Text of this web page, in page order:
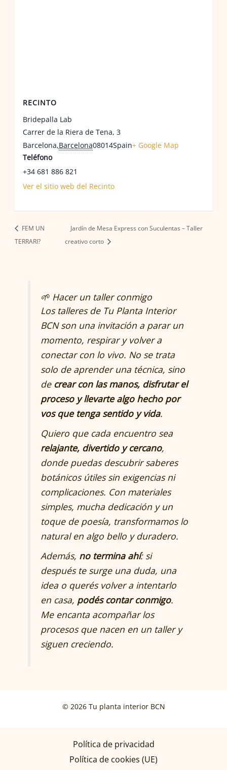
RECINTO
Bridepalla Lab
Carrer de la Riera de Tena, 3
Barcelona,Barcelona08014Spain+ Google Map
Teléfono
+34 681 886 821
Ver el sitio web del Recinto
FEM UN
TERRARI?
Jardín de Mesa Express con Suculentas – Taller
creativo corto
🌱 Hacer un taller conmigo
Los talleres de Tu Planta Interior
BCNson una invitación a parar un
momento, respirar y volver a
conectar con lo vivo. No se trata
solo de aprender una técnica, sino
de crear con las manos, disfrutar el
proceso y llevarte algo hecho por
vos que tenga sentido y vida.
Quiero que cada encuentro sea
relajante, divertido y cercano,
donde puedas descubrir saberes
botánicos útiles sin exigencias ni
complicaciones. Con materiales
simples, mucha dedicación y un
toque de poesía, transformamos lo
natural en algo bello y duradero.
Además, no termina ahí: si
después te surge una duda, una
idea o querés volver a intentarlo
en casa, podés contar conmigo.
Me encanta acompañar los
procesos que nacen en un taller y
siguen creciendo.
© 2026 Tu planta interior BCN
Política de privacidad
Política de cookies (UE)